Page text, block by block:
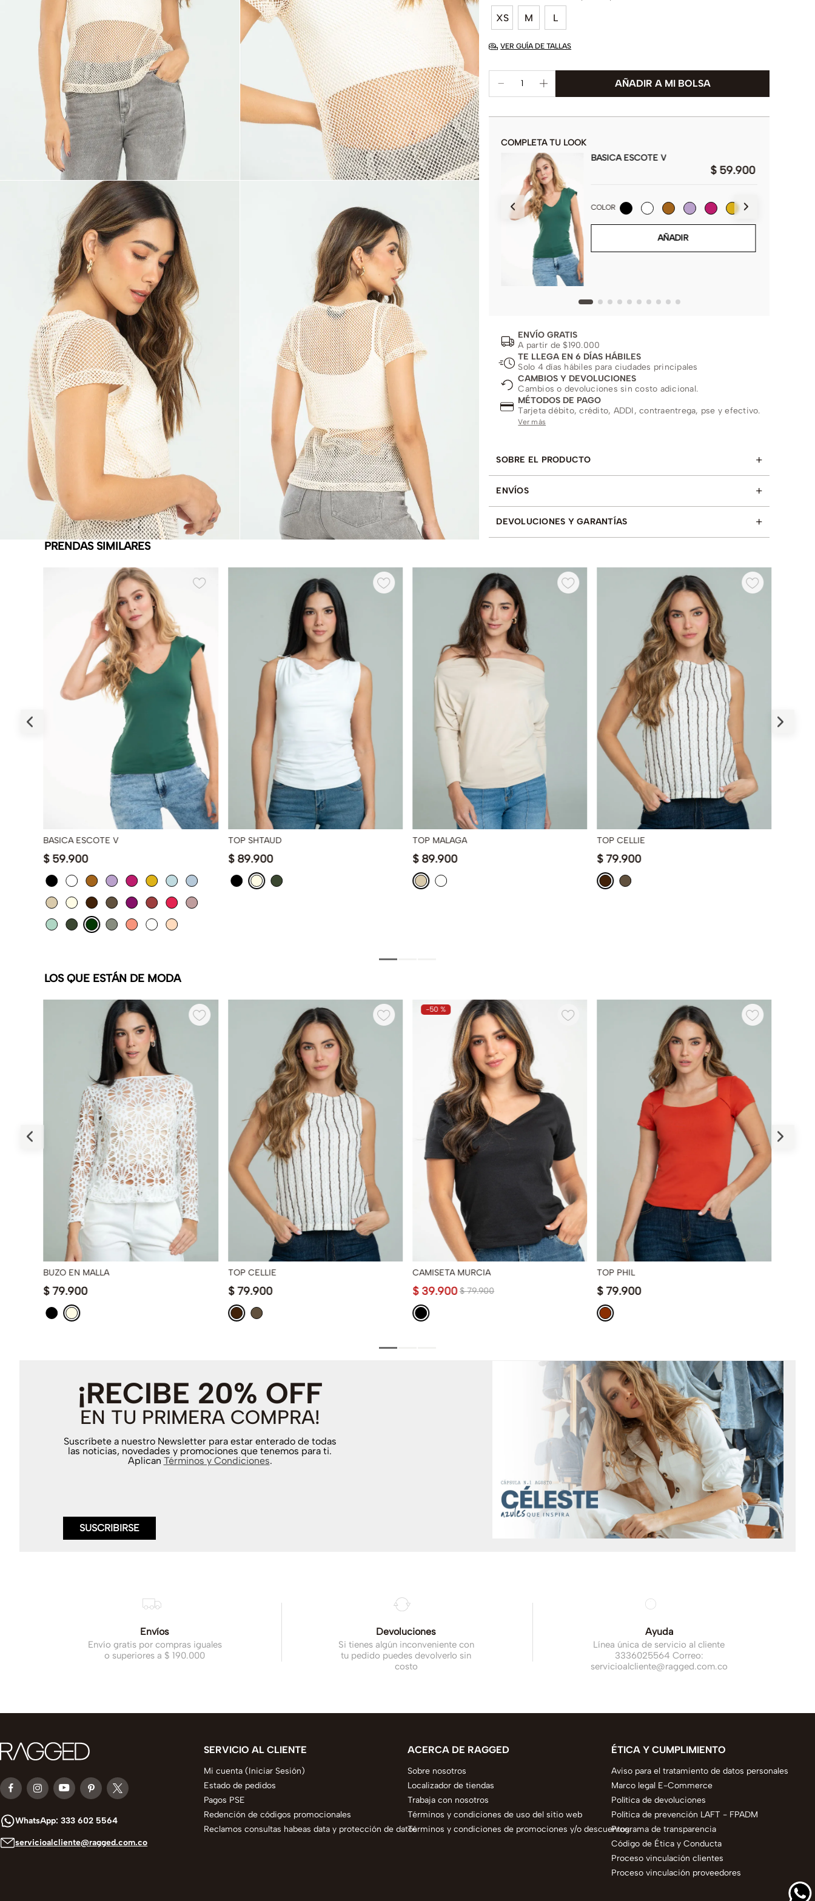
XS M L
VER GUÍA DE TALLAS
COMPLETA TU LOOK
CAMISETA BE KIND
$ 59.900
COLOR
AÑADIR
BASICA ESCOTE V
$ 59.900
COLOR
AÑADIR
ENVÍO GRATIS
A partir de $190.000
TE LLEGA EN 6 DÍAS HÁBILES
Solo 4 días hábiles para ciudades principales
CAMBIOS Y DEVOLUCIONES
Cambios o devoluciones sin costo adicional.
MÉTODOS DE PAGO
Tarjeta débito, crédito, ADDI, contraentrega, pse y efectivo.
Ver más
SOBRE EL PRODUCTO +
ENVÍOS +
DEVOLUCIONES Y GARANTÍAS
+
PRENDAS SIMILARES
BASICA ESCOTE V
$ 59.900
TOP SHTAUD
$ 89.900
TOP MALAGA
$ 89.900
TOP CELLIE
$ 79.900
LOS QUE ESTÁN DE MODA
BUZO EN MALLA
$ 79.900
TOP CELLIE
$ 79.900
-50 %
CAMISETA MURCIA
$ 79.900
$ 39.900
TOP PHIL
$ 79.900
¡RECIBE 20% OFF
EN TU PRIMERA COMPRA!
Suscríbete a nuestro Newsletter para estar enterado de todas
las noticias, novedades y promociones que tenemos para ti.
Aplican Términos y Condiciones.
SUSCRIBIRSE
Envíos
Envío gratis por compras iguales
o superiores a $ 190.000
Devoluciones
Si tienes algún inconveniente con
tu pedido puedes devolverlo sin
costo
Ayuda
Línea única de servicio al cliente
3336025564 Correo:
servicioalcliente@ragged.com.co
WhatsApp: 333 602 5564
servicioalcliente@ragged.com.co
SERVICIO AL CLIENTE
Mi cuenta (Iniciar Sesión)
Estado de pedidos
Pagos PSE
Redención de códigos promocionales
Reclamos consultas habeas data y protección de datos
ACERCA DE RAGGED
Sobre nosotros
Localizador de tiendas
Trabaja con nosotros
Términos y condiciones de uso del sitio web
Términos y condiciones de promociones y/o descuentos
ÉTICA Y CUMPLIMIENTO
Aviso para el tratamiento de datos personales
Marco legal E-Commerce
Política de devoluciones
Política de prevención LAFT - FPADM
Programa de transparencia
Código de Ética y Conducta
Proceso vinculación clientes
Proceso vinculación proveedores